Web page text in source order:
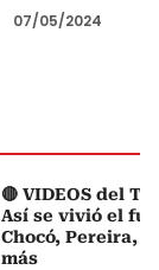
07/05/2024
🔴 VIDEOS del
Así se vivió el
Chocó, Pereira,
más